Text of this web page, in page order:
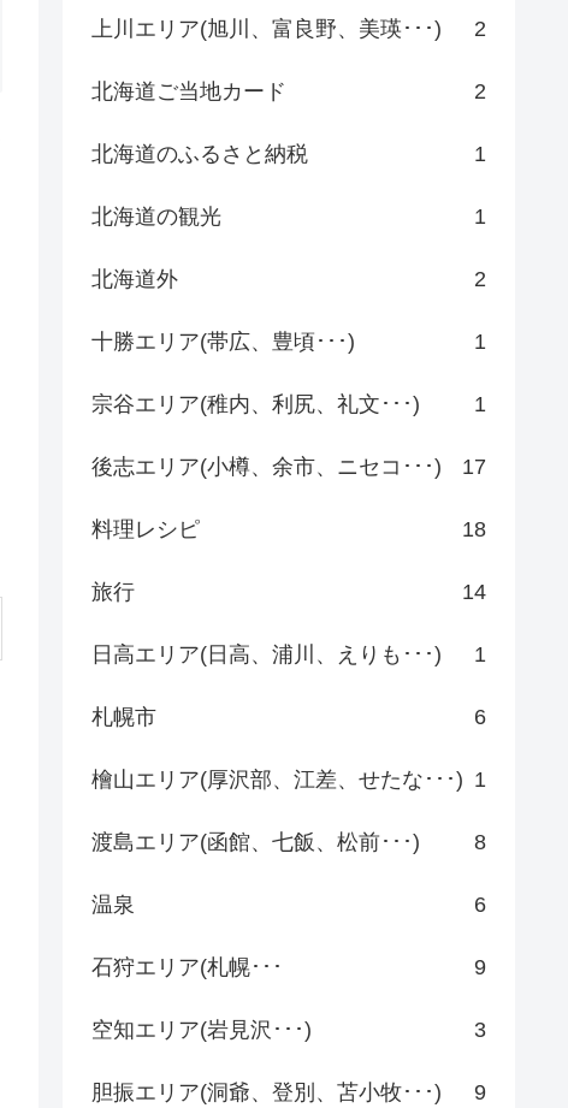
上川エリア(旭川、富良野、美瑛･･･) 2
北海道ご当地カード 2
北海道のふるさと納税 1
北海道の観光 1
北海道外 2
十勝エリア(帯広、豊頃･･･) 1
宗谷エリア(稚内、利尻、礼文･･･) 1
後志エリア(小樽、余市、ニセコ･･･) 17
料理レシピ 18
旅行 14
日高エリア(日高、浦川、えりも･･･) 1
札幌市 6
檜山エリア(厚沢部、江差、せたな･･･) 1
渡島エリア(函館、七飯、松前･･･) 8
温泉 6
石狩エリア(札幌･･･ 9
空知エリア(岩見沢･･･) 3
胆振エリア(洞爺、登別、苫小牧･･･) 9